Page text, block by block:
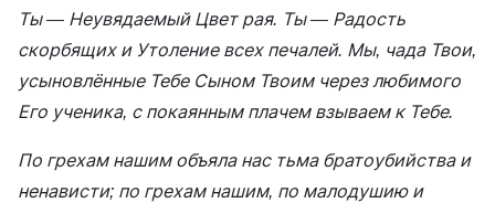
Ты — Неувядаемый Цвет рая. Ты — Радость
скорбящих и Утоление всех печалей. Мы, чада Твои,
усыновлённые Тебе Сыном Твоим через любимого
Его ученика, с покаянным плачем взываем к Тебе.
По грехам нашим объяла нас тьма братоубийства и
ненависти; по грехам нашим, по малодушию и